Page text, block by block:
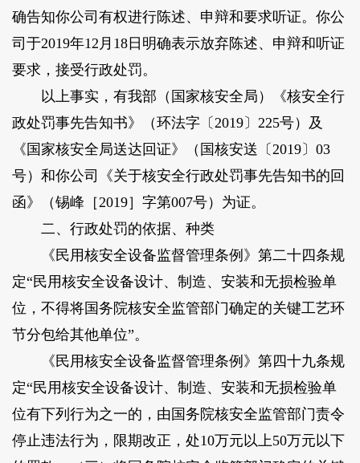
确告知你公司有权进行陈述、申辩和要求听证。你公
司于2019年12月18日明确表示放弃陈述、申辩和听证
要求，接受行政处罚。
以上事实，有我部（国家核安全局）《核安全行
政处罚事先告知书》（环法字〔2019〕225号）及
《国家核安全局送达回证》（国核安送〔2019〕03
号）和你公司《关于核安全行政处罚事先告知书的回
函》（锡峰［2019］字第007号）为证。
二、行政处罚的依据、种类
《民用核安全设备监督管理条例》第二十四条规
定“民用核安全设备设计、制造、安装和无损检验单
位，不得将国务院核安全监管部门确定的关键工艺环
节分包给其他单位”。
《民用核安全设备监督管理条例》第四十九条规
定“民用核安全设备设计、制造、安装和无损检验单
位有下列行为之一的，由国务院核安全监管部门责令
停止违法行为，限期改正，处10万元以上50万元以下